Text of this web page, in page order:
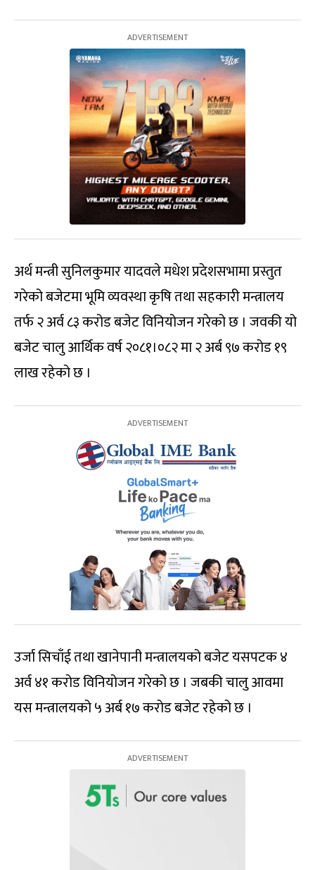
अर्थ मन्त्री सुनिलकुमार यादवले मधेश प्रदेशसभामा प्रस्तुत
गरेको बजेटमा भूमि व्यवस्था कृषि तथा सहकारी मन्त्रालय
तर्फ २ अर्व ८३ करोड बजेट विनियोजन गरेको छ । जवकी यो
बजेट चालु आर्थिक वर्ष २०८१।०८२ मा २ अर्ब ९७ करोड १९
लाख रहेको छ ।
उर्जा सिचाँई तथा खानेपानी मन्त्रालयको बजेट यसपटक ४
अर्व ४१ करोड विनियोजन गरेको छ । जबकी चालु आवमा
यस मन्त्रालयको ५ अर्ब १७ करोड बजेट रहेको छ ।